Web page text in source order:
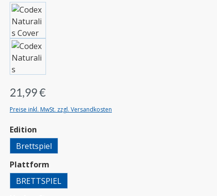
21,99 €
Preise inkl. MwSt. zzgl. Versandkosten
Edition
Brettspiel
Plattform
BRETTSPIEL